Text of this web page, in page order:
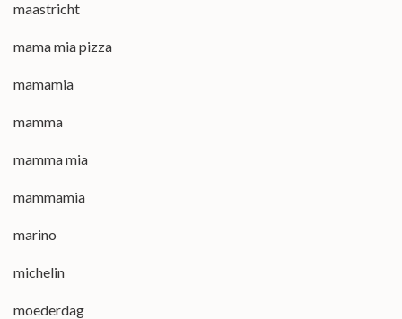
maastricht
mama mia pizza
mamamia
mamma
mamma mia
mammamia
marino
michelin
moederdag